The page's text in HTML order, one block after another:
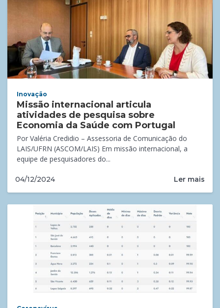
Inovação
Missão internacional articula
atividades de pesquisa sobre
Economia da Saúde com Portugal
Por Valéria Credidio – Assessoria de Comunicação do
LAIS/UFRN (ASCOM/LAIS) Em missão internacional, a
equipe de pesquisadores do...
04/12/2024 Ler mais